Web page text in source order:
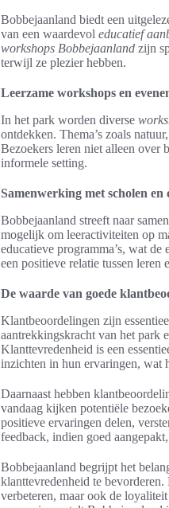
Bobbejaanland biedt een
van een waardevol educatief
workshops Bobbejaanland zijn
terwijl ze plezier hebben.
Leerzame workshops en
In het park worden diverse
ontdekken. Thema’s zoals
Bezoekers leren niet alleen over
informele setting.
Samenwerking met scholen en
Bobbejaanland streeft naar
mogelijk om leeractiviteiten op
educatieve programma’s, wat
een positieve relatie tussen leren
De waarde van goede
Klantbeoordelingen zijn
aantrekkingskracht van het park
Klanttevredenheid is een
inzichten in hun ervaringen, wat
Daarnaast hebben
vandaag kijken potentiële
positieve ervaringen delen,
feedback, indien goed
Bobbejaanland begrijpt het
klanttevredenheid te
verbeteren, maar ook de